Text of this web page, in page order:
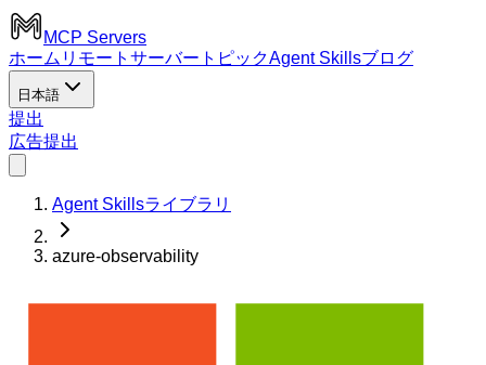
MCP Servers
ホーム リモートサーバー トピックAgent Skillsブログ
日本語
提出
広告提出
Agent Skillsライブラリ
azure-observability